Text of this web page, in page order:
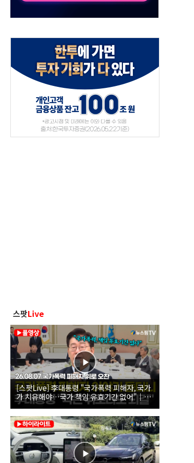
스팟Live
[스팟Live] 李대통령 "국가폭력 피해자, 국가
가 치유해야…국가 책임 유효기간 없어"｜
26.08.07 국가폭력 피해자 위로 오찬